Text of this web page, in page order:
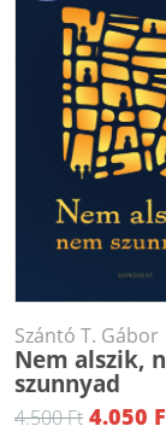
Szántó T. Gábor
Nem alszik,
szunnyad
4.500 Ft 4.050